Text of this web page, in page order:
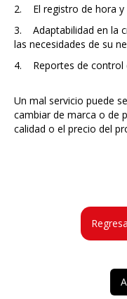
2. El registro de hora y
3. Adaptabilidad en la
las necesidades de su
4. Reportes de control
Un mal servicio puede
cambiar de marca o de
calidad o el precio del